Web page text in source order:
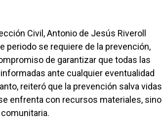
Civil, Antonio de Jesús Riveroll
periodo se requiere de la prevención,
de garantizar que todas las
ante cualquier eventualidad
reiteró que la prevención salva vidas
enfrenta con recursos materiales, sino